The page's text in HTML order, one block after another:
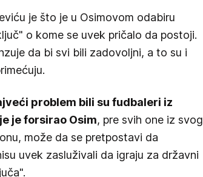
je što je u Osimovom odabiru
o kome se uvek pričalo da postoji.
da bi svi bili zadovoljni, a to su i
problem bili su fudbaleri iz
je forsirao Osim, pre svih one iz svog
može da se pretpostavi da
uvek zasluživali da igraju za državni